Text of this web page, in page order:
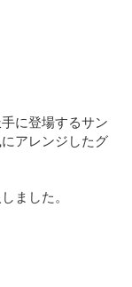
に登場するサン
アレンジしたグ
ました。